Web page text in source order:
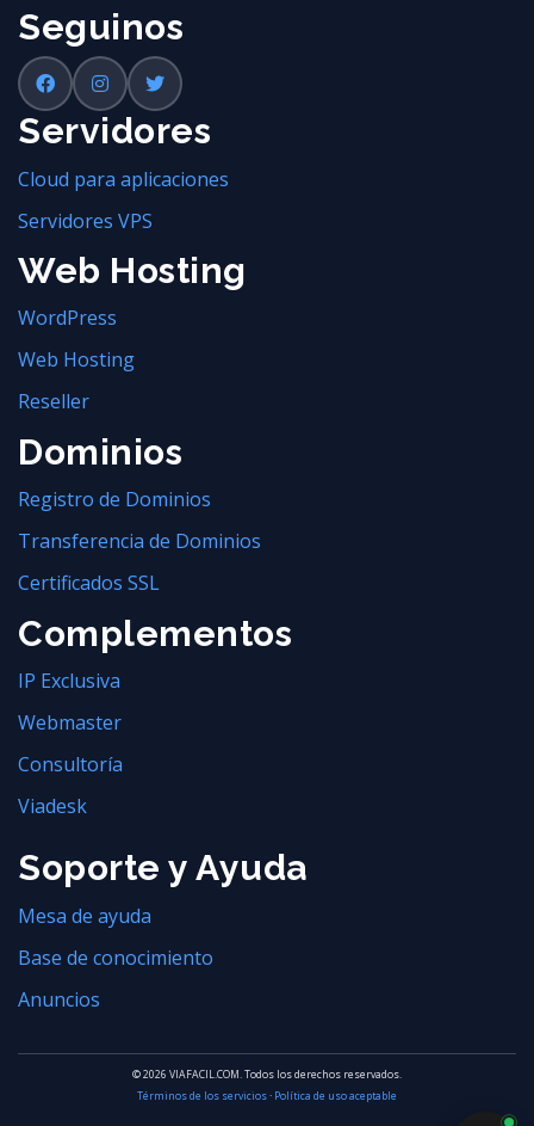
Seguinos
Servidores
Cloud para aplicaciones
Servidores VPS
Web Hosting
WordPress
Web Hosting
Reseller
Dominios
Registro de Dominios
Transferencia de Dominios
Certificados SSL
Complementos
IP Exclusiva
Webmaster
Consultoría
Viadesk
Soporte y Ayuda
Mesa de ayuda
Base de conocimiento
Anuncios
© 2026 VIAFACIL.COM. Todos los derechos reservados.
Términos de los servicios· Política de uso aceptable